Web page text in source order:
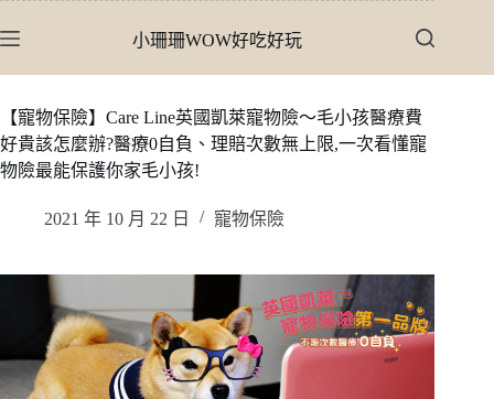
至
內
容
小珊珊WOW好吃好玩
【寵物保險】Care Line英國凱萊寵物險〜毛小孩醫療費
好貴該怎麼辦?醫療0自負、理賠次數無上限,一次看懂寵
物險最能保護你家毛小孩!
2021 年 10 月 22 日 寵物保險